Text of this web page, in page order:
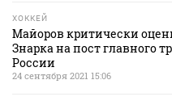
ХОККЕЙ
Майоров критически
Знарка на пост главного
России
24 сентября 2021 15:06